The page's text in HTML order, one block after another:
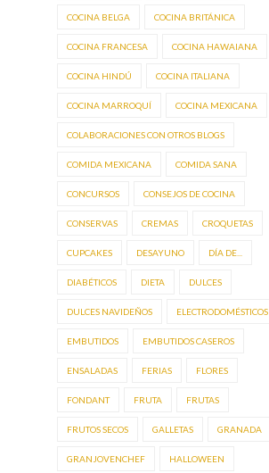
COCINA BELGA COCINA BRITÁNICA
COCINA FRANCESA COCINA HAWAIANA
COCINA HINDÚ COCINA ITALIANA
COCINA MARROQUÍ COCINA MEXICANA
COLABORACIONES CON OTROS BLOGS
COMIDA MEXICANA COMIDA SANA
CONCURSOS CONSEJOS DE COCINA
CONSERVAS CREMAS CROQUETAS
CUPCAKES DESAYUNO DÍA DE...
DIABÉTICOS DIETA DULCES
DULCES NAVIDEÑOS ELECTRODOMÉSTICOS
EMBUTIDOS EMBUTIDOS CASEROS
ENSALADAS FERIAS FLORES
FONDANT FRUTA FRUTAS
FRUTOS SECOS GALLETAS GRANADA
GRANJOVENCHEF HALLOWEEN